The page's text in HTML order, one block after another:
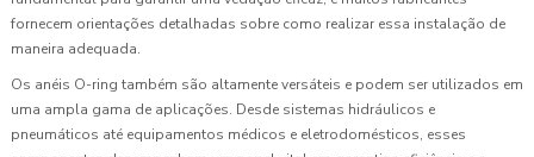
fornecem orientações detalhadas sobre como realizar essa instalação de
maneira adequada.
Os anéis O-ring também são altamente versáteis e podem ser utilizados em
uma ampla gama de aplicações. Desde sistemas hidráulicos e
pneumáticos até equipamentos médicos e eletrodomésticos, esses